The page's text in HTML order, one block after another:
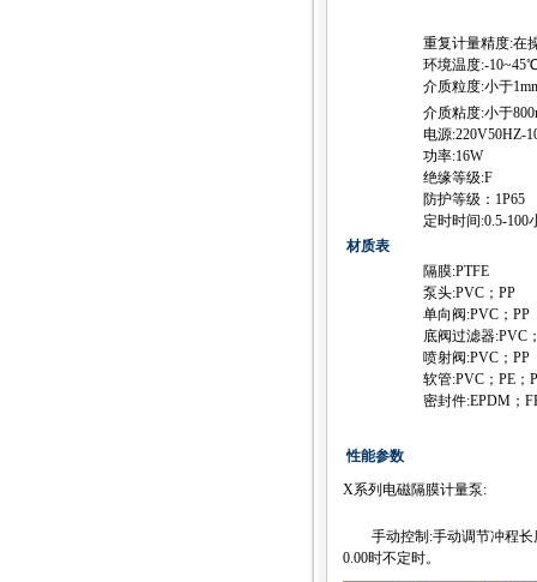
重复计量精度:在
环境温度:-
介质粒度:小于
介质粘度:小于
电源:220V50HZ-
功率:16W
绝缘等级:F
防护等级：1P65
定时时间:0.5-100
材质表
隔膜:PTFE
泵头:PVC；PP
单向阀:PVC；PP
底阀过滤器:PVC
喷射阀:PVC；PP
软管:PVC；PE；
密封件:EPDM；
性能参数
X系列电磁隔膜计量泵:
手动控制:手动调节冲程长
0.00时不定时。